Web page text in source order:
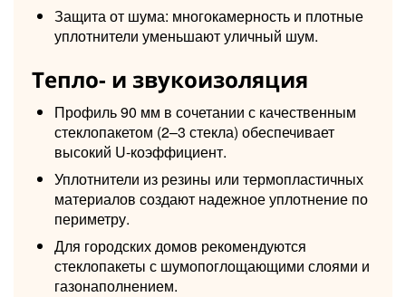
Защита от шума: многокамерность и плотные
уплотнители уменьшают уличный шум.
Тепло- и звукоизоляция
Профиль 90 мм в сочетании с качественным
стеклопакетом (2–3 стекла) обеспечивает
высокий U‑коэффициент.
Уплотнители из резины или термопластичных
материалов создают надежное уплотнение по
периметру.
Для городских домов рекомендуются
стеклопакеты с шумопоглощающими слоями и
газонаполнением.